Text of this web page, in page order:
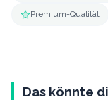
Premium-Qualität
Das könnte